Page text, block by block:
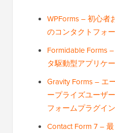
WPForms – 初心者
のコンタクトフォ
Formidable Forms
タ駆動型アプリケ
Gravity Forms – エ
ープライズユーザ
フォームプラグイン
Contact Form 7 –